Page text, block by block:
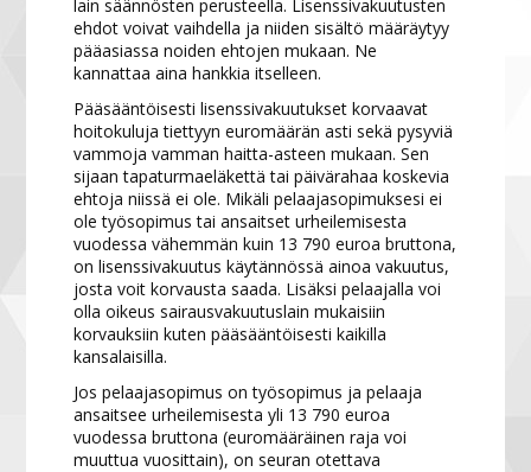
lain säännösten perusteella. Lisenssivakuutusten
ehdot voivat vaihdella ja niiden sisältö määräytyy
pääasiassa noiden ehtojen mukaan. Ne
kannattaa aina hankkia itselleen.
Pääsääntöisesti lisenssivakuutukset korvaavat
hoitokuluja tiettyyn euromäärän asti sekä pysyviä
vammoja vamman haitta-asteen mukaan. Sen
sijaan tapaturmaeläkettä tai päivärahaa koskevia
ehtoja niissä ei ole. Mikäli pelaajasopimuksesi ei
ole työsopimus tai ansaitset urheilemisesta
vuodessa vähemmän kuin 13 790 euroa bruttona,
on lisenssivakuutus käytännössä ainoa vakuutus,
josta voit korvausta saada. Lisäksi pelaajalla voi
olla oikeus sairausvakuutuslain mukaisiin
korvauksiin kuten pääsääntöisesti kaikilla
kansalaisilla.
Jos pelaajasopimus on työsopimus ja pelaaja
ansaitsee urheilemisesta yli 13 790 euroa
vuodessa bruttona (euromääräinen raja voi
muuttua vuosittain), on seuran otettava